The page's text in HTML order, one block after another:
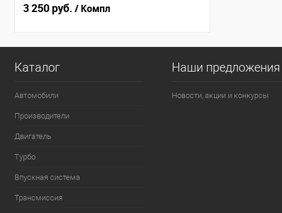
3 250 руб. / Компл
Каталог
Автомобили
Производители
Двигатель
Турбо
Впускная система
Трансмиссия
Наши предложения
Новости, акции и конкурсы